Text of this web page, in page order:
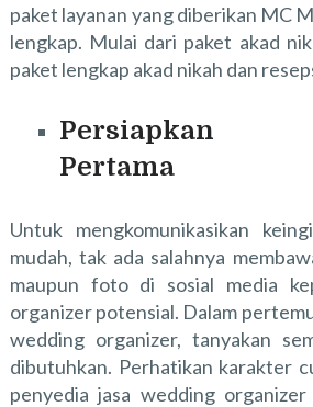
paket layanan yang diberikan MC
lengkap. Mulai dari paket akad
paket lengkap akad nikah dan
Persiapkan
Pertama
Untuk mengkomunikasikan
mudah, tak ada salahnya
maupun foto di sosial media
organizer potensial. Dalam
wedding organizer, tanyakan
dibutuhkan. Perhatikan karakter
penyedia jasa wedding organizer